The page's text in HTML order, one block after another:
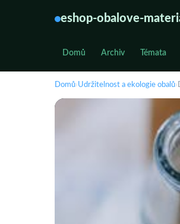
eshop-obalove-
Domů Archiv Témata
Domů›Udržitelnost a ekologie obalů›